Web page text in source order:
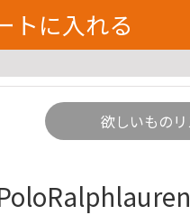
トに入れる
欲しいもの